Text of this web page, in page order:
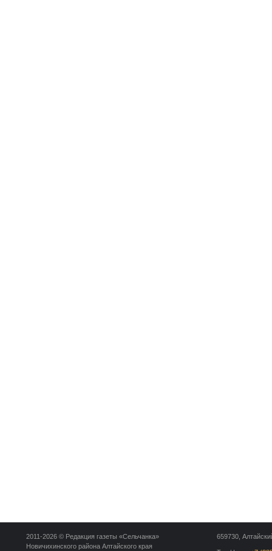
659730,
2011-2026 © Редакция газеты «Сельчанка»
Новичихинского района Алтайского края